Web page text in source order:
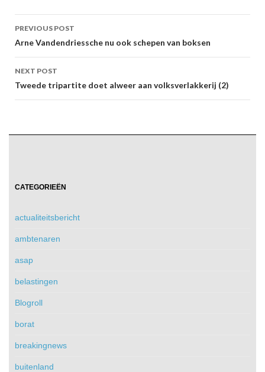
Post
navigation
PREVIOUS POST
Arne Vandendriessche nu ook schepen van boksen
NEXT POST
Tweede tripartite doet alweer aan volksverlakkerij (2)
CATEGORIEËN
actualiteitsbericht
ambtenaren
asap
belastingen
Blogroll
borat
breakingnews
buitenland